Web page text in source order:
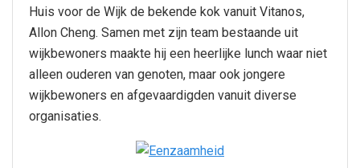
Huis voor de Wijk de bekende kok vanuit Vitanos,
Allon Cheng. Samen met zijn team bestaande uit
wijkbewoners maakte hij een heerlijke lunch waar niet
alleen ouderen van genoten, maar ook jongere
wijkbewoners en afgevaardigden vanuit diverse
organisaties.